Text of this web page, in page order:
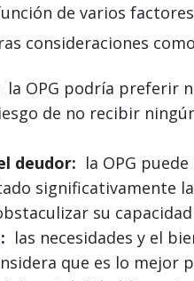
de varios
consideraciones
la OPG podría preferir
de no recibir
deudor: la OPG
significativamente
su
las necesidades y el
que es lo mejor